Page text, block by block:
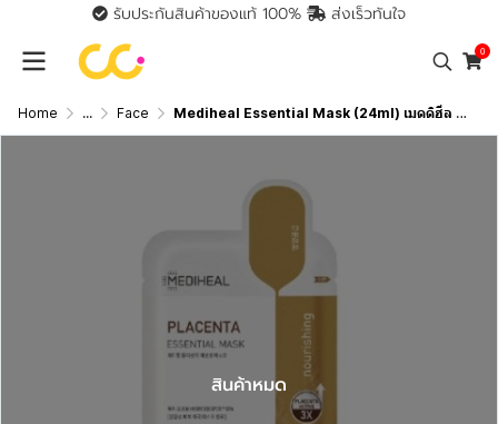
รับประกันสินค้าของแท้ 100% ส่งเร็วทันใจ
0
Home ... Face Mediheal Essential Mask (24ml) เมดดิฮีล เอสเซนเชียล มาสก์
สินค้าหมด